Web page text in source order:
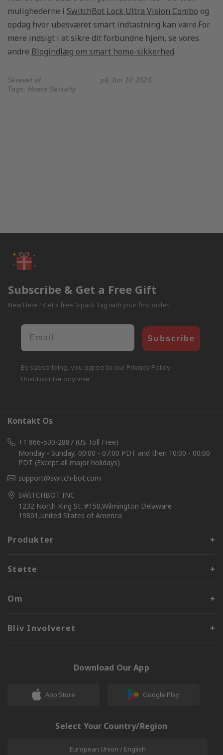
mulighederne i SwitchBot Lock Ultra Vision Combo og
opdag hvor ubesværet smart indtastning kan være.For
mere indsigt i at sikre dit forbundne hjem, se vores
andre Blogindlæg om smart home-sikkerhed.
Skrevet af på Jun 10 2025
Tags: Home Security
Subscribe & Get a Free Gift
New Here? Get a free 3-pack Tag with your first order.
Email
Subscribe
By subscribing, you agree to our Privacy Policy.
Unsubscribe anytime.
Kontakt Os
+1 866-530-2887 (US Toll Free)
Monday - Sunday, 00:00 - 07:00 PDT and then 10:00 - 00:00
PDT (Except all major holidays)
support@switch-bot.com
SWITCHBOT INC
1232 North King St. #150,Wilmington Delaware
19801,United States of America
Produkter
Støtte
Om
Bliv Involveret
Download Our App
App Store Google Play
Select Your Country/Region
European Union / English